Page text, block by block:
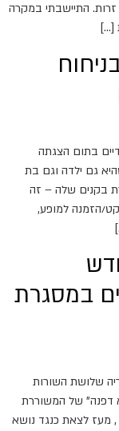
התיישבתי במקרה
[…]
בתום הצגתה
גם ילדה וגם בת
בקנים שלה – זה
הזמנה למופע,
במסגרת
שלושת השורות
דפנה" של המשוררת
שחורי (בתוך "גולדפיש" עמדה/כרמל 2009) , מעז לצאת כנגד נושא